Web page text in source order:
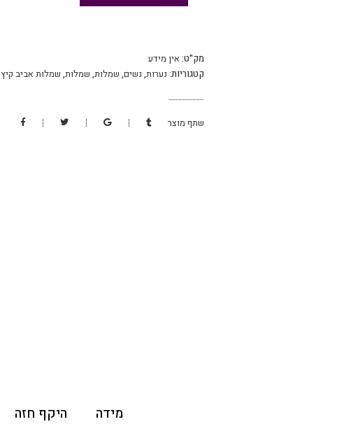
מק"ט: אין מידע
קטגוריות: נערות, נשים, שמלות, שמלות, שמלות אביב קיץ
שתף מוצר
מידה
היקף חזה